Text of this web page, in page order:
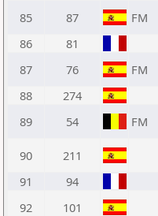
85 87 FM
86
81
87
76 FM
88
274
89
54 FM
90 211
91
94
92
101